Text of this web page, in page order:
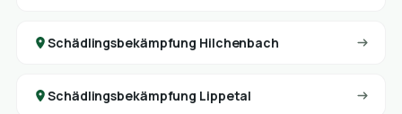
Schädlingsbekämpfung Hilchenbach
Schädlingsbekämpfung Lippetal